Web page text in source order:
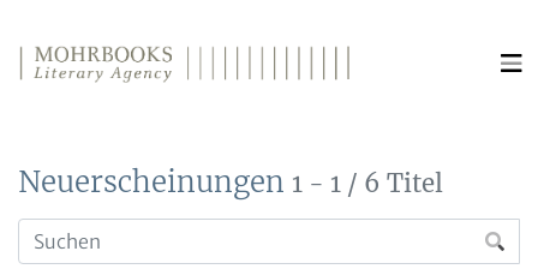
Neuerscheinungen 1 - 1 / 6 Titel